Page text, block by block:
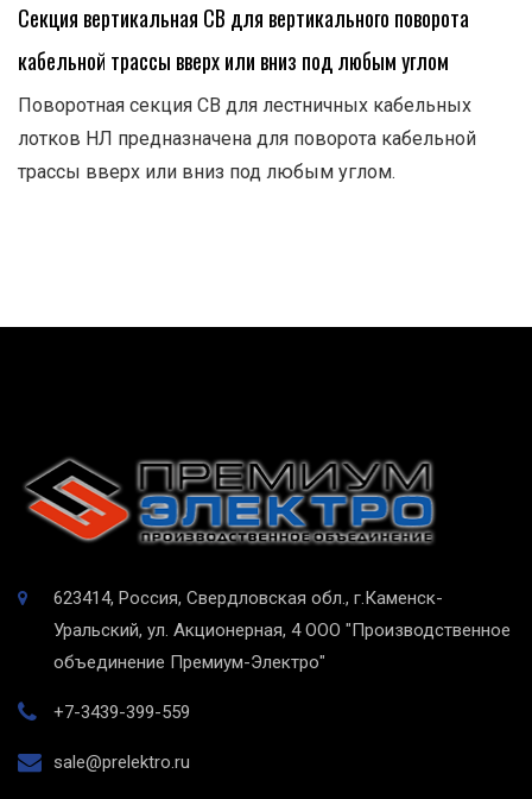
Секция вертикальная СВ для вертикального поворота
кабельной трассы вверх или вниз под любым углом
Поворотная секция СВ для лестничных кабельных
лотков НЛ предназначена для поворота кабельной
трассы вверх или вниз под любым углом.
623414, Россия, Свердловская обл., г.Каменск-
Уральский, ул. Акционерная, 4 ООО "Производственное
объединение Премиум-Электро"
+7-3439-399-559
sale@prelektro.ru